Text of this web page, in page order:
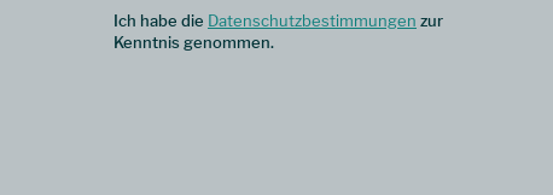
Ich habe die Datenschutzbestimmungen zur
Kenntnis genommen.